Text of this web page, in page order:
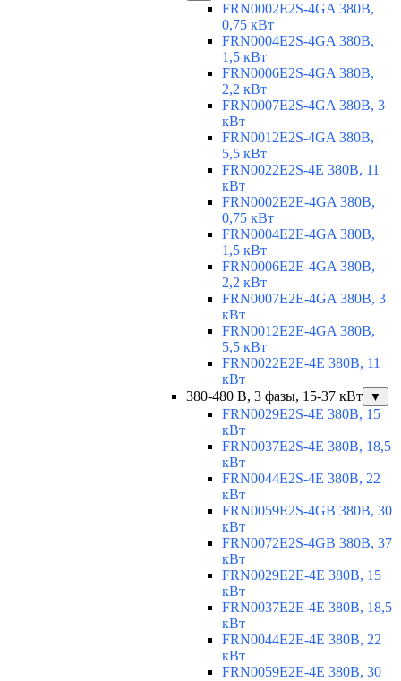
FRN0002E2S-4GA 380В,
0,75 кВт
FRN0004E2S-4GA 380В,
1,5 кВт
FRN0006E2S-4GA 380В,
2,2 кВт
FRN0007E2S-4GA 380В, 3
кВт
FRN0012E2S-4GA 380В,
5,5 кВт
FRN0022E2S-4E 380В, 11
кВт
FRN0002E2E-4GA 380В,
0,75 кВт
FRN0004E2E-4GA 380В,
1,5 кВт
FRN0006E2E-4GA 380В,
2,2 кВт
FRN0007E2E-4GA 380В, 3
кВт
FRN0012E2E-4GA 380В,
5,5 кВт
FRN0022E2E-4E 380В, 11
кВт
380-480 В, 3 фазы, 15-37 кВт
▼
FRN0029E2S-4E 380В, 15
кВт
FRN0037E2S-4E 380В, 18,5
кВт
FRN0044E2S-4E 380В, 22
кВт
FRN0059E2S-4GB 380В, 30
кВт
FRN0072E2S-4GB 380В, 37
кВт
FRN0029E2E-4E 380В, 15
кВт
FRN0037E2E-4E 380В, 18,5
кВт
FRN0044E2E-4E 380В, 22
кВт
FRN0059E2E-4E 380В, 30